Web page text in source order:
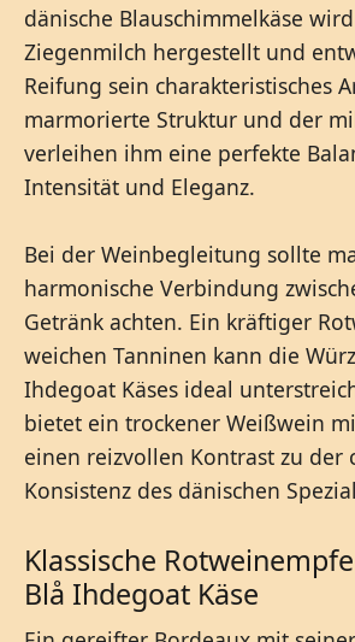
dänische Blauschimmelkäse
Ziegenmilch hergestellt und
Reifung sein charakteristisches
marmorierte Struktur und der
verleihen ihm eine perfekte
Intensität und Eleganz.
Bei der Weinbegleitung sollte
harmonische Verbindung
Getränk achten. Ein kräftiger
weichen Tanninen kann die
Ihdegoat Käses ideal
bietet ein trockener Weißwein
einen reizvollen Kontrast zu der
Konsistenz des dänischen
Klassische
Blå Ihdegoat Käse